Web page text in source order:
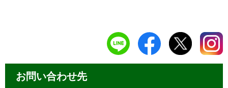
お問い合わせ先